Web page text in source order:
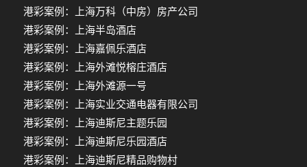
港彩案例：上海万科（中房）房产公司
港彩案例：上海半岛酒店
港彩案例：上海嘉佩乐酒店
港彩案例：上海外滩悦榕庄酒店
港彩案例：上海外滩源一号
港彩案例：上海实业交通电器有限公司
港彩案例：上海迪斯尼主题乐园
港彩案例：上海迪斯尼乐园酒店
港彩案例：上海迪斯尼精品购物村